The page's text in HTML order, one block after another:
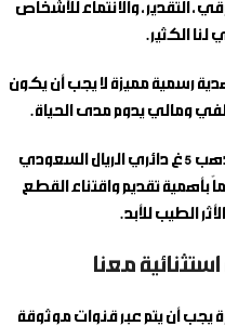
التقدير، والانتماء للأشخاص
لنا الكثير.
هدية رسمية مميزة لا يجب أن يكون
ومالي يدوم مدى الحياة.
سبيكة ذهب 5 غ دائري الريال السعودي
بأهمية تقديم واقتناء القطع
الطيب للأبد.
معنا
يجب أن يتم عبر قنوات موثوقة